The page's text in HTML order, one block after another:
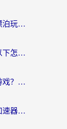
海外玩失落城堡加速器：一份给漂泊玩家的网络自救指南
新大话西游2国外加速器延迟100以下怎么办？海外党实测有效的低延迟指南
国外打古今江湖的加速器有哪些游戏？一个海外玩家的终极选择指南
海外玩国服游戏卡到崩溃？2026加速器免费推荐+实用指南（亲测有效）